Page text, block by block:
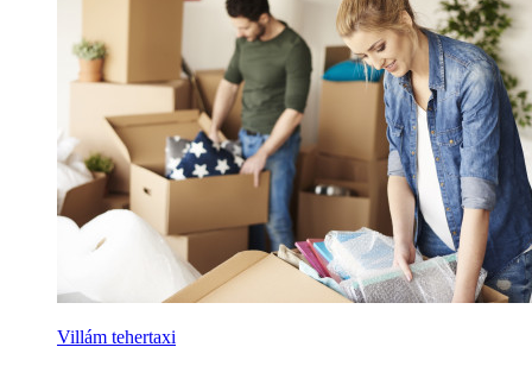
Villám tehertaxi